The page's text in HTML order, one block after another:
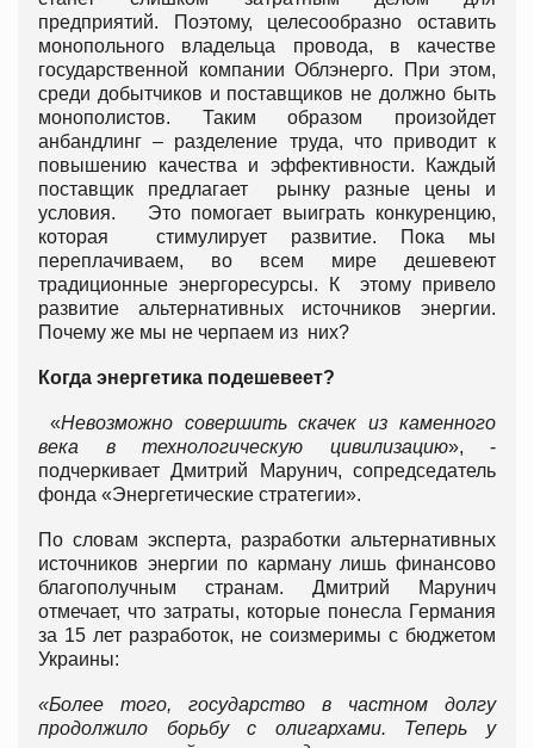
предприятий. Поэтому, целесообразно оставить
монопольного владельца провода, в качестве
государственной компании Облэнерго. При этом,
среди добытчиков и поставщиков не должно быть
монополистов. Таким образом произойдет
анбандлинг – разделение труда, что приводит к
повышению качества и эффективности. Каждый
поставщик предлагает рынку разные цены и
условия. Это помогает выиграть конкуренцию,
которая стимулирует развитие. Пока мы
переплачиваем, во всем мире дешевеют
традиционные энергоресурсы. К этому привело
развитие альтернативных источников энергии.
Почему же мы не черпаем из них?
Когда энергетика подешевеет?
«Невозможно совершить скачек из каменного
века в технологическую цивилизацию», -
подчеркивает Дмитрий Марунич, сопредседатель
фонда «Энергетические стратегии».
По словам эксперта, разработки альтернативных
источников энергии по карману лишь финансово
благополучным странам. Дмитрий Марунич
отмечает, что затраты, которые понесла Германия
за 15 лет разработок, не соизмеримы с бюджетом
Украины:
«Более того, государство в частном долгу
продолжило борьбу с олигархами. Теперь у